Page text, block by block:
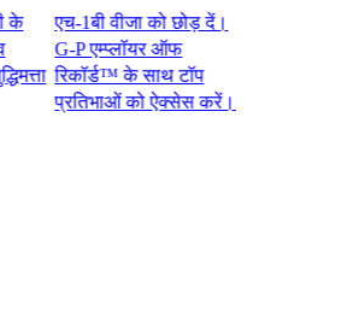
एच-1बी वीजा को छोड़ दें।
G-P एम्प्लॉयर ऑफ
रिकॉर्ड™ के साथ टॉप
प्रतिभाओं को ऐक्सेस करें।​​